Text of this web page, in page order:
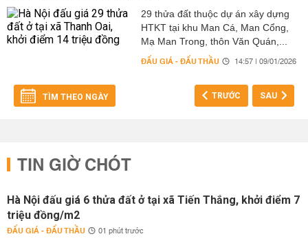
29 thửa đất thuộc dự án xây dựng
HTKT tại khu Man Cá, Man Cổng,
Mạ Man Trong, thôn Văn Quán,...
ĐẤU GIÁ - ĐẤU THẦU 14:57 | 09/01/2026
TÌM THEO NGÀY TRƯỚC SAU
TIN GIỜ CHÓT
Hà Nội đấu giá 6 thửa đất ở tại xã Tiến Thắng, khởi điểm 7
triệu đồng/m2
ĐẤU GIÁ - ĐẤU THẦU 01 phút trước